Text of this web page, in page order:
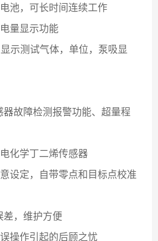
池，可长时间连续工作
量显示功能
示测试气体，单位，泵吸显
器故障检测报警功能、超量程
化学丁二烯传感器
设定，自带零点和目标点校准
差，维护方便
操作引起的后顾之忧